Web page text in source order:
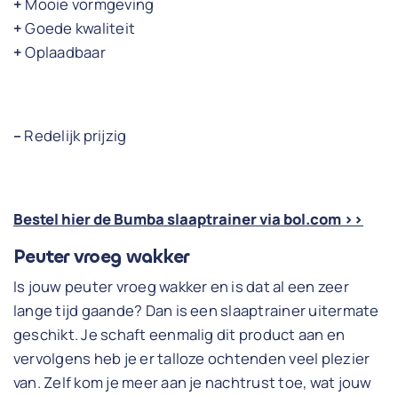
+Goede kwaliteit
+Oplaadbaar
– Redelijk prijzig
Bestel hier de Bumba slaaptrainer via bol.com >>
Peuter vroeg wakker
Is jouw peuter vroeg wakker en is dat al een zeer
lange tijd gaande? Dan is een slaaptrainer uitermate
geschikt. Je schaft eenmalig dit product aan en
vervolgens heb je er talloze ochtenden veel plezier
van. Zelf kom je meer aan je nachtrust toe, wat jouw